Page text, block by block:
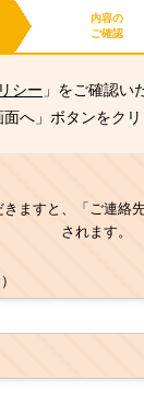
内容の
ご確認
シー 」をご確認い
へ」ボタンをクリ
ますと、「ご連絡
されます。